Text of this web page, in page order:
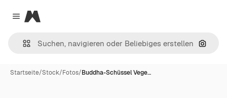
Close menu
Magnific
Nach
Startseite/Stock/Fotos/Buddha-Schüssel Vege…